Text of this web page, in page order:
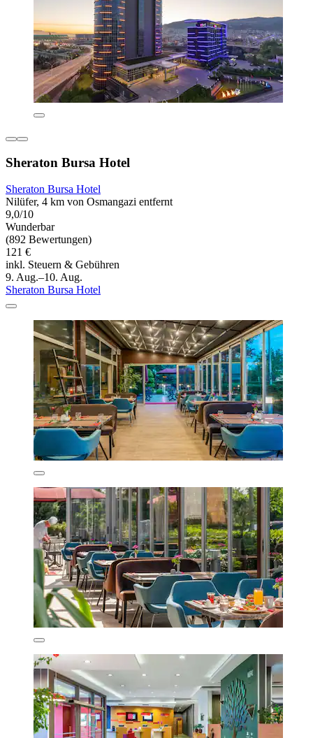
Sheraton Bursa Hotel
Sheraton Bursa Hotel
Nilüfer, 4 km von Osmangazi entfernt
9,0/10
Wunderbar
(892 Bewertungen)
121 €
inkl. Steuern & Gebühren
9. Aug.–10. Aug.
Sheraton Bursa Hotel